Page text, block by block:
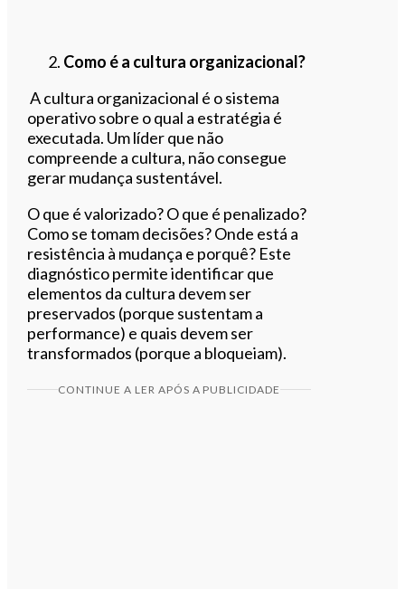
Como é a cultura organizacional?
A cultura organizacional é o sistema
operativo sobre o qual a estratégia é
executada. Um líder que não
compreende a cultura, não consegue
gerar mudança sustentável.
O que é valorizado? O que é penalizado?
Como se tomam decisões? Onde está a
resistência à mudança e porquê? Este
diagnóstico permite identificar que
elementos da cultura devem ser
preservados (porque sustentam a
performance) e quais devem ser
transformados (porque a bloqueiam).
CONTINUE A LER APÓS A PUBLICIDADE